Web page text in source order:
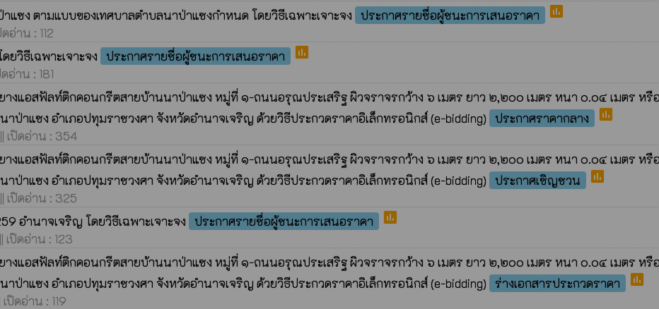
ซง ตามแบบของเทศบาลตำบลนาป่าแซงกำหนด โดยวิธีเฉพาะเจาะจง ประกาศรายชื่อผู้ชนะการเสนอราคา poll
อ่าน : 112
วิธีเฉพาะเจาะจง ประกาศรายชื่อผู้ชนะการเสนอราคา poll
อ่าน : 181
างแอสฟัลท์ติกคอนกรีตสายบ้านนาป่าแซง หมู่ที่ ๑-ถนนอรุณประเสริฐ ผิวจราจรกว้าง ๖ เมตร ยาว ๒,๒๐๐ เมตร หนา ๐.๐๔ เมตร ห
ป่าแซง อำเภอปทุมราชวงศา จังหวัดอำนาจเจริญ ด้วยวิธีประกวดราคาอิเล็กทรอนิกส์ (e-bidding)
ประกาศราคากลาง poll
เปิดอ่าน : 354
างแอสฟัลท์ติกคอนกรีตสายบ้านนาป่าแซง หมู่ที่ ๑-ถนนอรุณประเสริฐ ผิวจราจรกว้าง ๖ เมตร ยาว ๒,๒๐๐ เมตร หนา ๐.๐๔ เมตร ห
ป่าแซง อำเภอปทุมราชวงศา จังหวัดอำนาจเจริญ ด้วยวิธีประกวดราคาอิเล็กทรอนิกส์ (e-bidding)
ประกาศเชิญชวน poll
เปิดอ่าน : 325
อำนาจเจริญ โดยวิธีเฉพาะเจาะจง ประกาศรายชื่อผู้ชนะการเสนอราคา poll
ปิดอ่าน : 123
างแอสฟัลท์ติกคอนกรีตสายบ้านนาป่าแซง หมู่ที่ ๑-ถนนอรุณประเสริฐ ผิวจราจรกว้าง ๖ เมตร ยาว ๒,๒๐๐ เมตร หนา ๐.๐๔ เมตร ห
ป่าแซง อำเภอปทุมราชวงศา จังหวัดอำนาจเจริญ ด้วยวิธีประกวดราคาอิเล็กทรอนิกส์ (e-bidding)
ร่างเอกสารประกวดราคา poll
ปิดอ่าน : 119